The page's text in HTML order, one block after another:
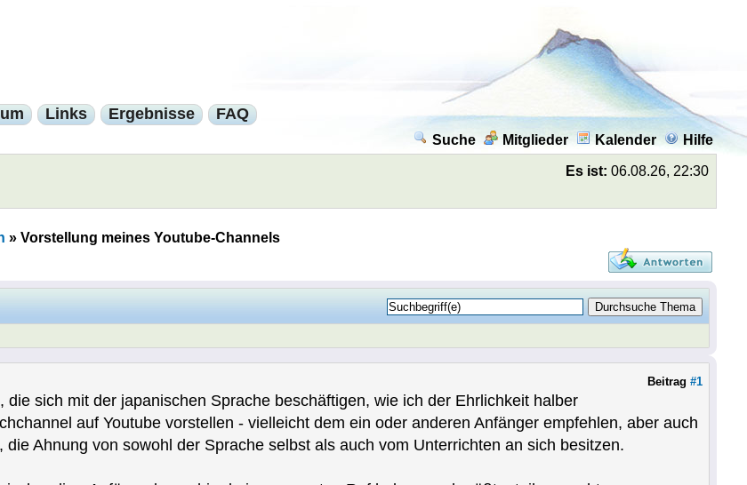
Links Ergebnisse FAQ
Suche Mitglieder Kalender Hilfe
Es ist: 06.08.26, 22:30
» Vorstellung meines Youtube-Channels
Beitrag #1
die sich mit der japanischen Sprache beschäftigen, wie ich der Ehrlichkeit halber
auf Youtube vorstellen - vielleicht dem ein oder anderen Anfänger empfehlen, aber auch
Ahnung von sowohl der Sprache selbst als auch vom Unterrichten an sich besitzen.